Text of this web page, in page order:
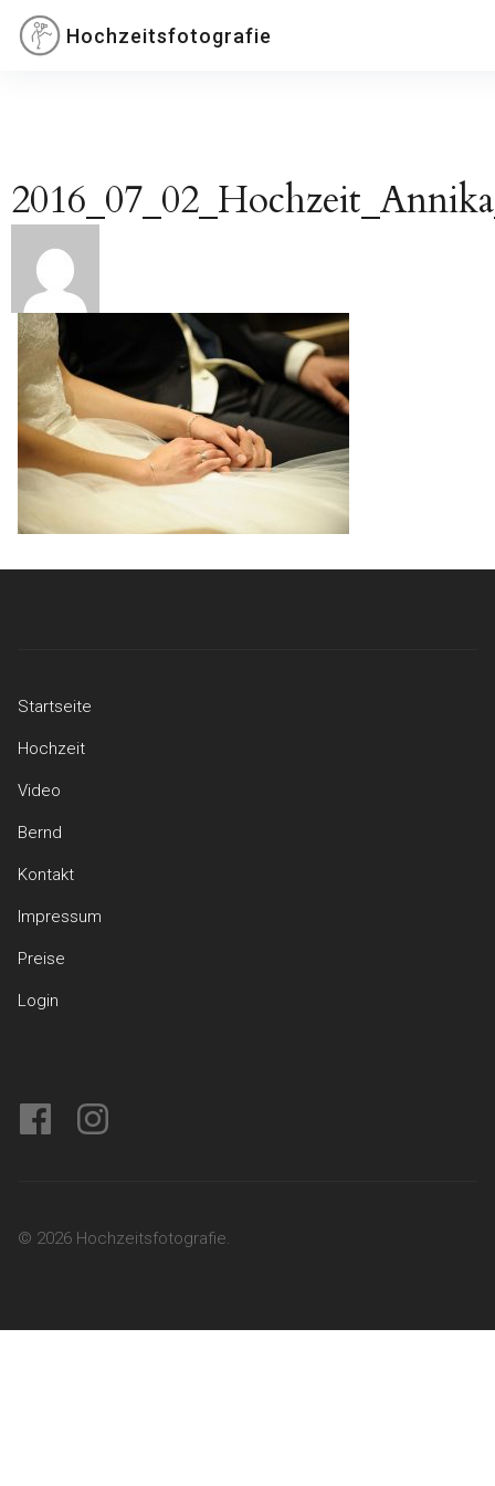
Inhalte
überspringenHochzeitsfotografie
Beitragsnavigation
Startseite
Hochzeit
Video
Bernd
Kontakt
Impressum
Preise
Login
facebookinstagram
© 2026 Hochzeitsfotografie.